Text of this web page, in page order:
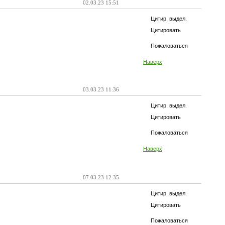
02.03.23 15:51
Цитир. выдел.
Цитировать
Пожаловаться
Наверх
03.03.23 11:36
Цитир. выдел.
Цитировать
Пожаловаться
Наверх
07.03.23 12:35
Цитир. выдел.
Цитировать
Пожаловаться